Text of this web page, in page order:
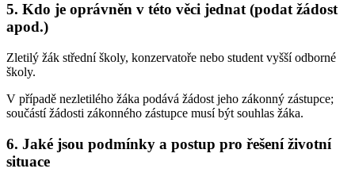
5. Kdo je oprávněn v této věci jednat (podat žádost
apod.)
Zletilý žák střední školy, konzervatoře nebo student vyšší odborné
školy.
V případě nezletilého žáka podává žádost jeho zákonný zástupce;
součástí žádosti zákonného zástupce musí být souhlas žáka.
6. Jaké jsou podmínky a postup pro řešení životní
situace